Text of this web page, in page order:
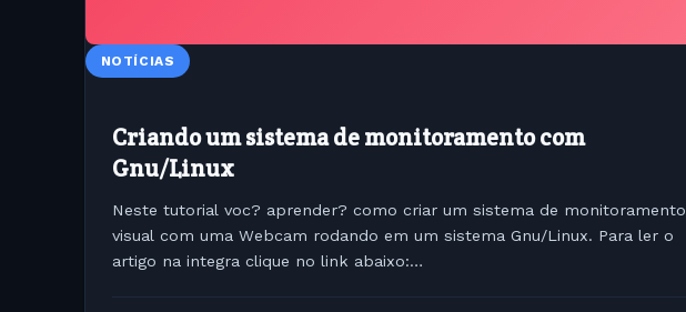
NOTÍCIAS
Criando um sistema de monitoramento com
Gnu/Linux
Neste tutorial voc? aprender? como criar um sistema de monitoramento
visual com uma Webcam rodando em um sistema Gnu/Linux. Para ler o
artigo na integra clique no link abaixo: